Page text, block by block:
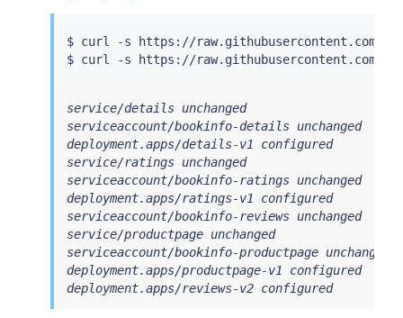
$ curl
-s https://raw.githubusercontent.com/
$ curl -s https://raw.githubusercontent.com/
service/details unchanged
serviceaccount/bookinfo-details unchanged
deployment.apps/details-v1 configured
service/ratings unchanged
serviceaccount/bookinfo-ratings unchanged
deployment.apps/ratings-v1 configured
serviceaccount/bookinfo-reviews unchanged
service/productpage unchanged
serviceaccount/bookinfo-productpage unchanged
deployment.apps/productpage-v1 configured
deployment.apps/reviews-v2 configured